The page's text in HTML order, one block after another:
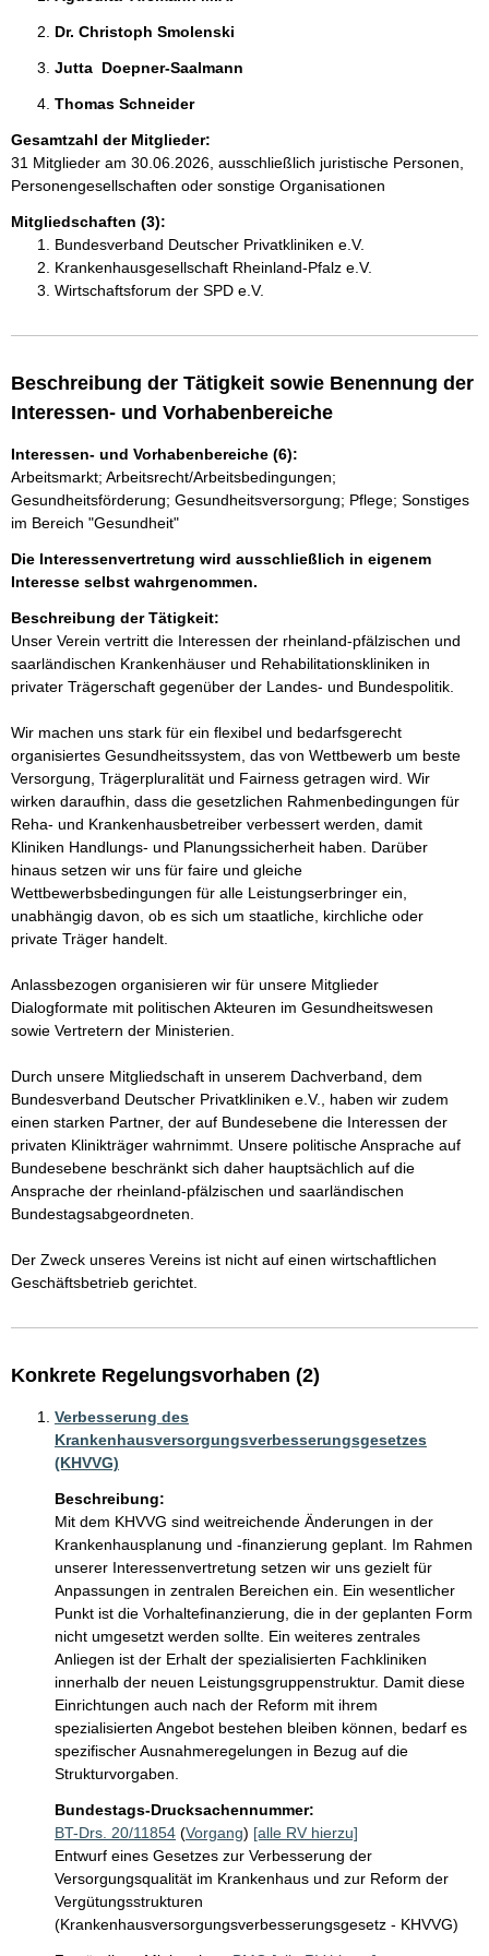
Dr. Christoph Smolenski
Jutta  Doepner-Saalmann
Thomas Schneider
Gesamtzahl der Mitglieder:
31 Mitglieder am 30.06.2026, ausschließlich juristische Personen,
Personengesellschaften oder sonstige Organisationen
Mitgliedschaften (3):
Bundesverband Deutscher Privatkliniken e.V.
Krankenhausgesellschaft Rheinland-Pfalz e.V.
Wirtschaftsforum der SPD e.V.
Beschreibung der Tätigkeit sowie Benennung der
Interessen- und Vorhabenbereiche
Interessen- und Vorhabenbereiche (6):
Arbeitsmarkt; Arbeitsrecht/Arbeitsbedingungen;
Gesundheitsförderung; Gesundheitsversorgung; Pflege; Sonstiges
im Bereich "Gesundheit"
Die Interessenvertretung wird ausschließlich in eigenem
Interesse selbst wahrgenommen.
Beschreibung der Tätigkeit:
Unser Verein vertritt die Interessen der rheinland-pfälzischen und
saarländischen Krankenhäuser und Rehabilitationskliniken in
privater Trägerschaft gegenüber der Landes- und Bundespolitik.
Wir machen uns stark für ein flexibel und bedarfsgerecht
organisiertes Gesundheitssystem, das von Wettbewerb um beste
Versorgung, Trägerpluralität und Fairness getragen wird. Wir
wirken daraufhin, dass die gesetzlichen Rahmenbedingungen für
Reha- und Krankenhausbetreiber verbessert werden, damit
Kliniken Handlungs- und Planungssicherheit haben. Darüber
hinaus setzen wir uns für faire und gleiche
Wettbewerbsbedingungen für alle Leistungserbringer ein,
unabhängig davon, ob es sich um staatliche, kirchliche oder
private Träger handelt.
Anlassbezogen organisieren wir für unsere Mitglieder
Dialogformate mit politischen Akteuren im Gesundheitswesen
sowie Vertretern der Ministerien.
Durch unsere Mitgliedschaft in unserem Dachverband, dem
Bundesverband Deutscher Privatkliniken e.V., haben wir zudem
einen starken Partner, der auf Bundesebene die Interessen der
privaten Klinikträger wahrnimmt. Unsere politische Ansprache auf
Bundesebene beschränkt sich daher hauptsächlich auf die
Ansprache der rheinland-pfälzischen und saarländischen
Bundestagsabgeordneten.
Der Zweck unseres Vereins ist nicht auf einen wirtschaftlichen
Konkrete Regelungsvorhaben (2)
Verbesserung des
Krankenhausversorgungsverbesserungsgesetzes
(KHVVG)
Beschreibung:
Mit dem KHVVG sind weitreichende Änderungen in der
Krankenhausplanung und -finanzierung geplant. Im Rahmen
unserer Interessenvertretung setzen wir uns gezielt für
Anpassungen in zentralen Bereichen ein. Ein wesentlicher
Punkt ist die Vorhaltefinanzierung, die in der geplanten Form
nicht umgesetzt werden sollte. Ein weiteres zentrales
Anliegen ist der Erhalt der spezialisierten Fachkliniken
innerhalb der neuen Leistungsgruppenstruktur. Damit diese
Einrichtungen auch nach der Reform mit ihrem
spezialisierten Angebot bestehen bleiben können, bedarf es
spezifischer Ausnahmeregelungen in Bezug auf die
Strukturvorgaben.
Bundestags-Drucksachennummer:
BT-Drs. 20/11854 (Vorgang) [alle RV hierzu]
Entwurf eines Gesetzes zur Verbesserung der
Versorgungsqualität im Krankenhaus und zur Reform der
Vergütungsstrukturen
(Krankenhausversorgungsverbesserungsgesetz - KHVVG)